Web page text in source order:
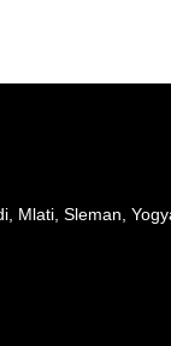
Mlati, Sleman,